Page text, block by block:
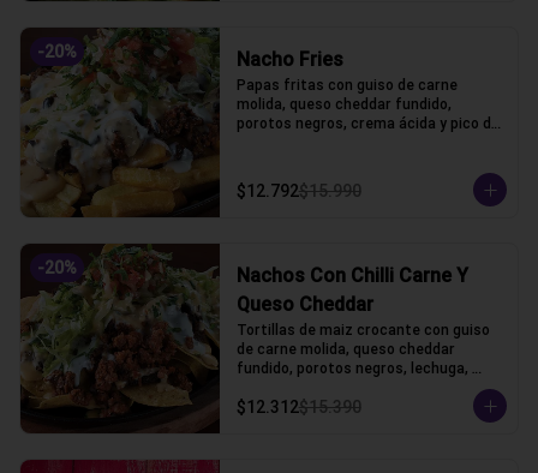
-20% Nacho Fries
Papas fritas con guiso de carne
molida, queso cheddar fundido,
porotos negros, crema ácida y pico de
$12.792$15.990
-20%
Nachos Con Chilli Carne Y
Queso Cheddar
Tortillas de maiz crocante con guiso
de carne molida, queso cheddar
fundido, porotos negros, lechuga,
$12.312$15.390